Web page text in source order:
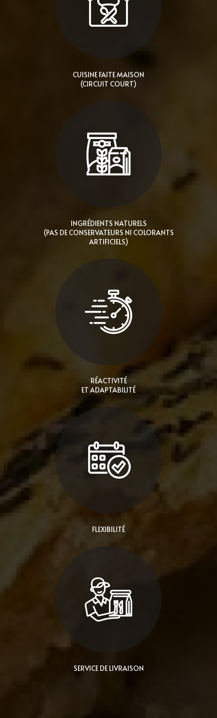
CUISINE FAITE MAISON
(CIRCUIT COURT)
INGRÉDIENTS NATURELS
(PAS DE CONSERVATEURS NI COLORANTS
ARTIFICIELS)
RÉACTIVITÉ
ET ADAPTABILITÉ
FLEXIBILITÉ
SERVICE DE LIVRAISON